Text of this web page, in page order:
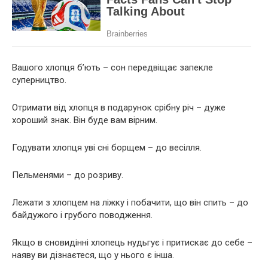
Вашого хлопця б’ють – сон передвіщає запекле
суперництво.
Отримати від хлопця в подарунок срібну річ – дуже
хороший знак. Він буде вам вірним.
Годувати хлопця уві сні борщем – до весілля.
Пельменями – до розриву.
Лежати з хлопцем на ліжку і побачити, що він спить – до
байдужого і грубого поводження.
Якщо в сновидінні хлопець нудьгує і притискає до себе –
наяву ви дізнаєтеся, що у нього є інша.